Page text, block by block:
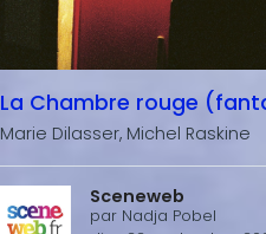
La Chambre rouge
Marie Dilasser, Michel Raskine
Sceneweb
par Nadja Pobel